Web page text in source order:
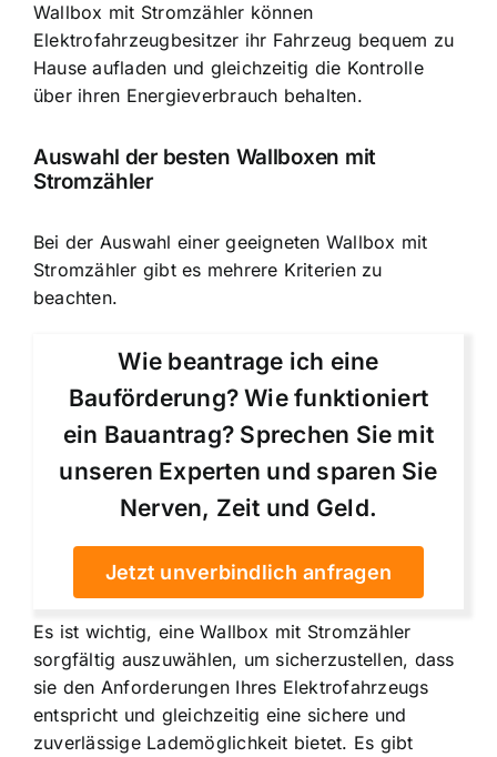
Wallbox mit Stromzähler können
Elektrofahrzeugbesitzer ihr Fahrzeug bequem zu
Hause aufladen und gleichzeitig die Kontrolle
über ihren Energieverbrauch behalten.
Auswahl der besten Wallboxen mit
Stromzähler
Bei der Auswahl einer geeigneten Wallbox mit
Stromzähler gibt es mehrere Kriterien zu
beachten.
Wie beantrage ich eine
Bauförderung? Wie funktioniert
ein Bauantrag? Sprechen Sie mit
unseren Experten und sparen Sie
Nerven, Zeit und Geld.
Jetzt unverbindlich anfragen
Es ist wichtig, eine Wallbox mit Stromzähler
sorgfältig auszuwählen, um sicherzustellen, dass
sie den Anforderungen Ihres Elektrofahrzeugs
entspricht und gleichzeitig eine sichere und
zuverlässige Lademöglichkeit bietet. Es gibt